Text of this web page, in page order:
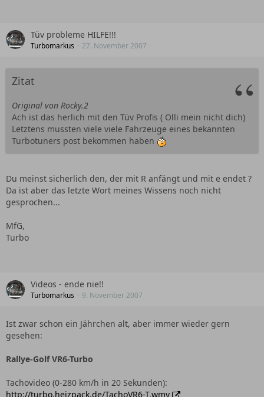
Jetzt kommts:
Die Pleuellager sind die vom zukünftigen R36-Motor
(Passat)! Teilenummer 03H.105.701.B gibts ganz normal im
Gleitschicht vom japanischen Hersteller "TAIHO". Schwarze
Lauffläche. In irgendwelchen Unterlagen hab ich mal
gelesen, dass die den erhöhten Belastungen des R36-
Motors angepasst sind, usw. usw.
Wie wir wissen sind VR6-alt und R32 absolut gleich in der
Lagerung, die Abmessungen meine ich. Also können diese
Gruß
Tüv probleme HILFE!!!
Turbomarkus 27. November 2007
Zitat
Original von Rocky.2
Ach ist das herlich mit den Tüv Profis ( Olli mein nicht dich)
Letztens mussten viele viele Fahrzeuge eines bekannten
Turbotuners post bekommen haben
Du meinst sicherlich den, der mit R anfängt und mit e endet ?
Da ist aber das letzte Wort meines Wissens noch nicht
gesprochen...
MfG,
Turbo
Videos - ende nie!!
Turbomarkus 9. November 2007
Ist zwar schon ein Jährchen alt, aber immer wieder gern
gesehen:
Rallye-Golf VR6-Turbo
Tachovideo (0-280 km/h in 20 Sekunden):
http://turbo.heizpack.de/TachoVR6-T.wmv